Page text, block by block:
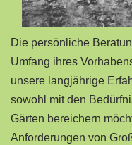
Die persönliche
Umfang ihres
unsere langjährige
sowohl mit den
Gärten bereichern
Anforderungen von